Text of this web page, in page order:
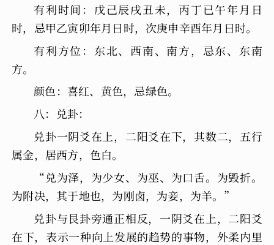
有利时间：戊己辰戌丑未，丙丁已午年月日
时，忌甲乙寅卯年月日时，次庚申辛酉年月日时。
有利方位：东北、西南、南方，忌东、东南
方。
颜色：喜红、黄色，忌绿色。
八：兑卦：
兑卦一阴爻在上，二阳爻在下，其数二，五行
属金，居西方，色白。
“兑为泽，为少女、为巫、为口舌。为毁折。
为附决，其于地也，为刚卤，为妾，为羊。”
兑卦与艮卦旁通正相反，一阴爻在上，二阳爻
在下，表示一种向上发展的趋势的事物，外柔内里